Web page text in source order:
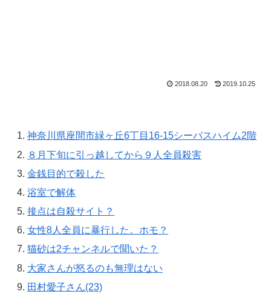
2018.08.20 2019.10.25
神奈川県座間市緑ヶ丘6丁目16-15シーバスハイム2階
８月下旬に引っ越してから９人全員殺害
金銭目的で殺した
浴室で解体
接点は自殺サイト？
女性8人全員に暴行した。ホモ？
猫砂は2チャンネルで聞いた？
大家さんが怒るのも無理はない
田村愛子さん(23)